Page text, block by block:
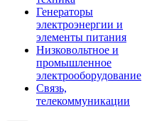
Генераторы
электроэнергии и
элементы питания
Низковольтное и
промышленное
электрооборудование
Связь,
телекоммуникации